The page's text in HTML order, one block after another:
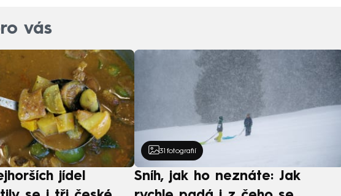
vás
jídel
31 fotografií
Sníh, jak ho neznáte: Jak